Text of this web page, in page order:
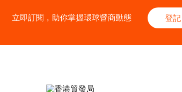
立即訂閱，助你掌握環球營商動態 登記